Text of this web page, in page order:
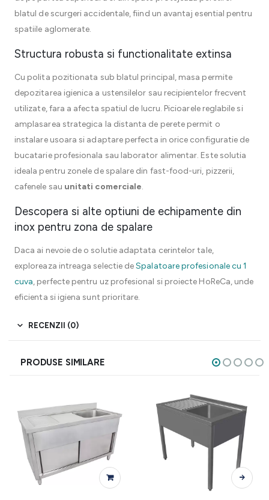
blatul de scurgeri accidentale, fiind un avantaj esential pentru
spatiile aglomerate.
Structura robusta si functionalitate extinsa
Cu polita pozitionata sub blatul principal, masa permite
depozitarea igienica a ustensilelor sau recipientelor frecvent
utilizate, fara a afecta spatiul de lucru. Picioarele reglabile si
amplasarea strategica la distanta de perete permit o
instalare usoara si adaptare perfecta in orice configuratie de
bucatarie profesionala sau laborator alimentar. Este solutia
ideala pentru zonele de spalare din fast-food-uri, pizzerii,
cafenele sau unitati comerciale.
Descopera si alte optiuni de echipamente din
inox pentru zona de spalare
Daca ai nevoie de o solutie adaptata cerintelor tale,
exploreaza intreaga selectie deSpalatoare profesionale cu 1
cuva, perfecte pentru uz profesional si proiecte HoReCa, unde
eficienta si igiena sunt prioritare.
RECENZII (0)
PRODUSE SIMILARE
Acest produs are mai multe variații. Opțiunile pot fi alese în pagina produsului.